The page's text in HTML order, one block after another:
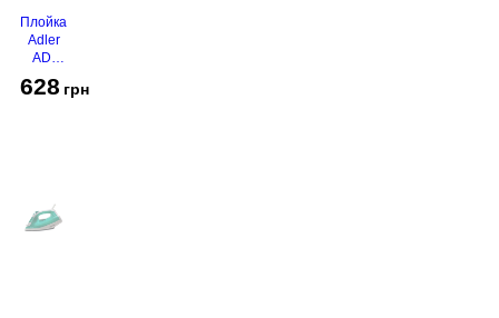
Плойка
Adler
AD-
2116
628 грн